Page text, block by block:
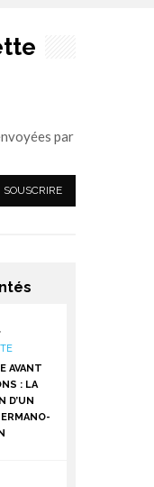
par
,
AVANT
: LA
D’UN